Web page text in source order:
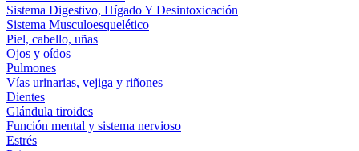
Sistema Digestivo, Hígado Y Desintoxicación
Sistema Musculoesquelético
Piel, cabello, uñas
Ojos y oídos
Pulmones
Vías urinarias, vejiga y riñones
Dientes
Glándula tiroides
Función mental y sistema nervioso
Estrés